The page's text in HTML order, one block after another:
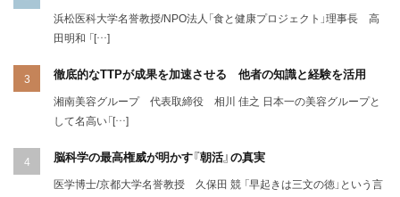
浜松医科大学名誉教授/NPO法人「食と健康プロジェクト」理事長 高
田明和 「[…]
徹底的なTTPが成果を加速させる 他者の知識と経験を活用
湘南美容グループ 代表取締役 相川 佳之 日本一の美容グループと
して名高い「[…]
脳科学の最高権威が明かす『朝活』の真実
医学博士/京都大学名誉教授 久保田 競 「早起きは三文の徳」という言